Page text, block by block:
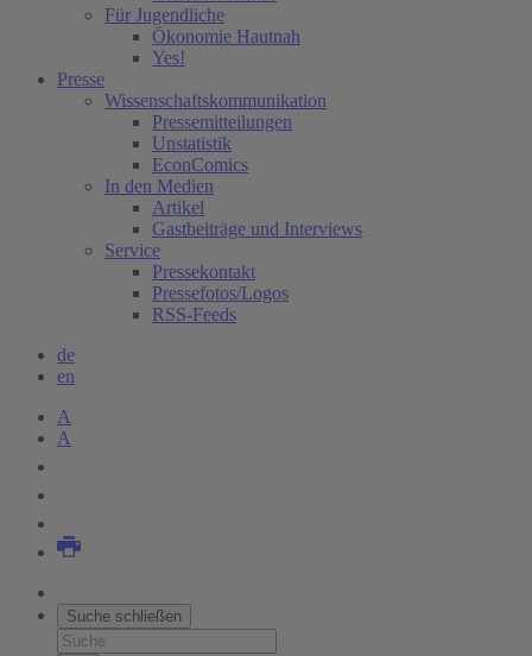
Für Jugendliche
Ökonomie Hautnah
Yes!
Presse
Wissenschaftskommunikation
Pressemitteilungen
Unstatistik
EconComics
In den Medien
Artikel
Gastbeiträge und Interviews
Service
Pressekontakt
Pressefotos/Logos
RSS-Feeds
de
en
A
A
Suche schließen